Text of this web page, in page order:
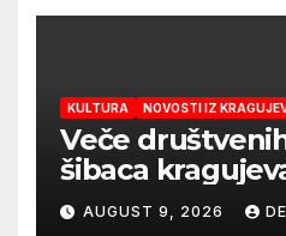
KULTURA NOVOSTI IZ
Veče
šibaca
AUGUST 9, 2026